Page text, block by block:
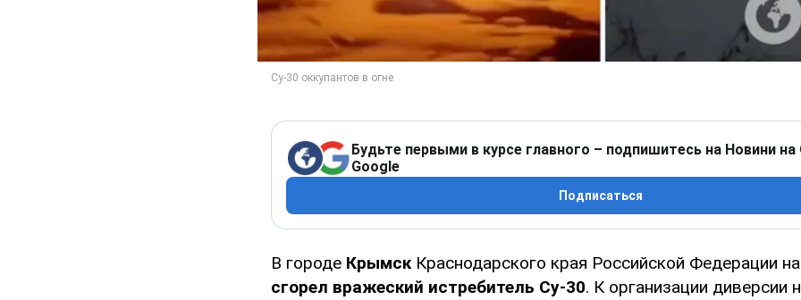
Будьте первыми в курсе главного – подпишитесь на Новини на
Google
Подписаться
В городе Крымск Краснодарского края Российской Федерации
сгорел вражеский истребитель Су-30. К организации диверсии